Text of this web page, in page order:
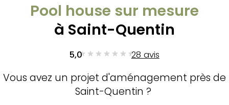
Pool house sur mesure
à Saint-Quentin
5,0 28 avis
Vous avez un projet d'aménagement près de
Saint-Quentin ?